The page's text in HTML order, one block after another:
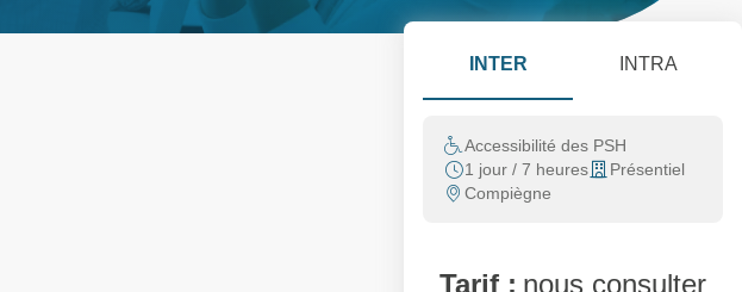
INTER INTRA
Accessibilité des PSH
1 jour / 7 heures
Présentiel
Compiègne
Tarif : nous consulter